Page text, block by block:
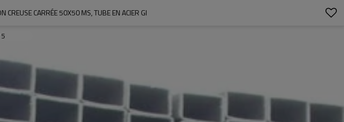
CREUSE CARRÉE 50X50 MS, TUBE EN ACIER GI
5